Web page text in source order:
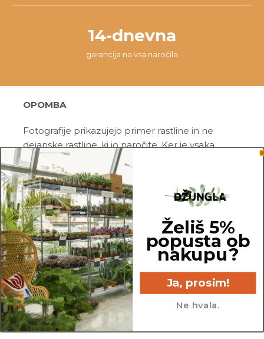
14-dnevna
garancija na vsa naročila
OPOMBA
Fotografije prikazujejo primer rastline in ne
dejanske rastline, ki jo naročite. Ker je vsaka
rastlina unikatna, so možne manjše variacije. Med
prikazano in kupljeno rastlino so lahko manjše
razlike v velikosti, variegaciji, številu listov, vej,
cvetov, itd …
Pred pošiljanjem vse rastline skrbno
pregledamo in zagotovimo, da gredo na pot
zdrave in čim bolj podobne izdelku na fotografiji.
Vse rastline so primarno v plastičnih sadilnih
lončkih. Višino sadilnega lonca je možno razbrati
iz slike z metrom. Okrasni lonec ni vključen v
ceno.
Želiš 5%
popusta ob
nakupu?
Ja, prosim!
Ne hvala.